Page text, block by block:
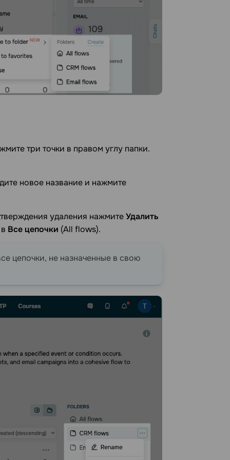
три точки в правом углу папки.
новое название и нажмите
удаления нажмитеУдалить
Все цепочки (All flows).
цепочки, не назначенные в свою